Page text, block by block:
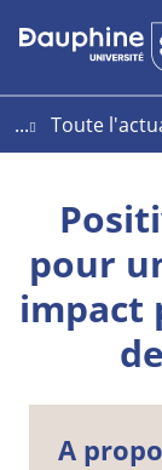
Aller
au
Aller
au
Plan
du
...
Toute
pour
impact
A